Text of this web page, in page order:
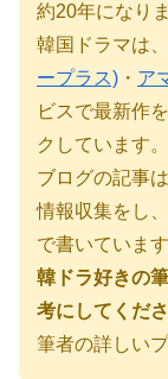
約20年になり
韓国ドラマは、
ープラス) ・ ア
ビスで最新作
クしています。
ブログの記事
情報収集をし
で書いています
韓ドラ好きの
考にしてくださ
筆者の詳しい